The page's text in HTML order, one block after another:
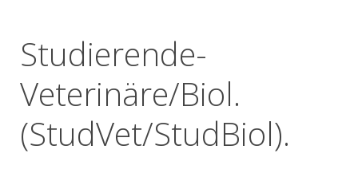
Studierende-
Veterinäre/Biol.
(StudVet/StudBiol).